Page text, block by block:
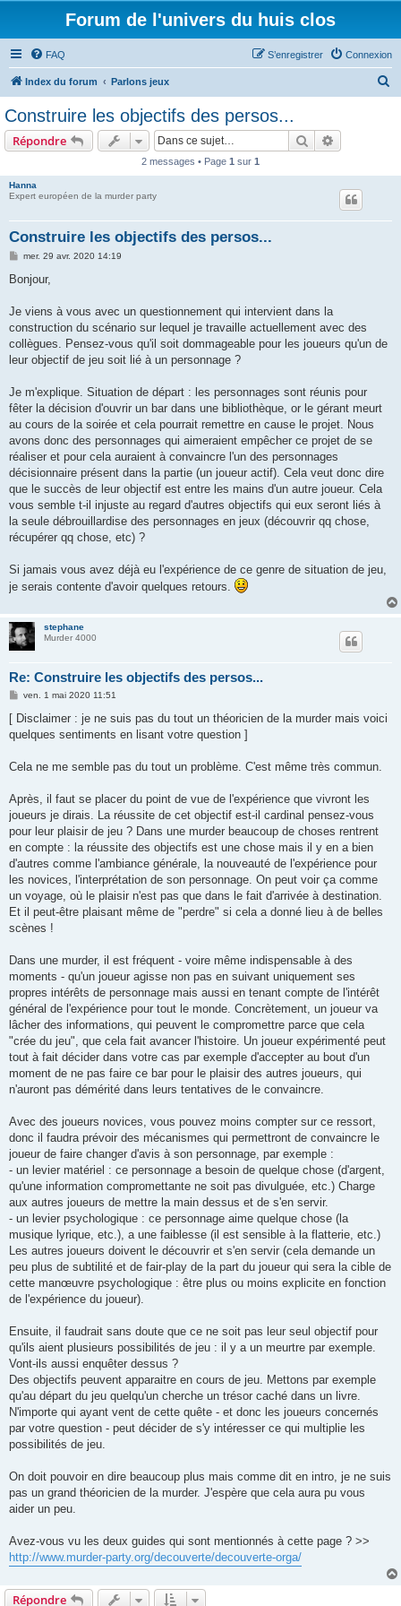
Forum de l'univers du huis clos
FAQ Connexion
S’enregistrer
Index du forum Parlons jeux
Construire les objectifs des persos...
Répondre Rechercher
2 messages • Page 1 sur 1
Hanna
Expert européen de la murder party
Construire les objectifs des persos...
M
s
g
mer. 29 avr. 2020 14:19
Bonjour,
Je viens à vous avec un questionnement qui intervient dans la
construction du scénario sur lequel je travaille actuellement avec des
collègues. Pensez-vous qu'il soit dommageable pour les joueurs qu'un de
leur objectif de jeu soit lié à un personnage ?
Je m'explique. Situation de départ : les personnages sont réunis pour
fêter la décision d'ouvrir un bar dans une bibliothèque, or le gérant meurt
au cours de la soirée et cela pourrait remettre en cause le projet. Nous
avons donc des personnages qui aimeraient empêcher ce projet de se
réaliser et pour cela auraient à convaincre l'un des personnages
décisionnaire présent dans la partie (un joueur actif). Cela veut donc dire
que le succès de leur objectif est entre les mains d'un autre joueur. Cela
vous semble t-il injuste au regard d'autres objectifs qui eux seront liés à
la seule débrouillardise des personnages en jeux (découvrir qq chose,
récupérer qq chose, etc) ?
Si jamais vous avez déjà eu l'expérience de ce genre de situation de jeu,
je serais contente d'avoir quelques retours.
stephane
Murder 4000
Re: Construire les objectifs des persos...
M
s
a
ven. 1 mai 2020 11:51
[ Disclaimer : je ne suis pas du tout un théoricien de la murder mais voici
quelques sentiments en lisant votre question ]
Cela ne me semble pas du tout un problème. C'est même très commun.
Après, il faut se placer du point de vue de l'expérience que vivront les
joueurs je dirais. La réussite de cet objectif est-il cardinal pensez-vous
pour leur plaisir de jeu ? Dans une murder beaucoup de choses rentrent
en compte : la réussite des objectifs est une chose mais il y en a bien
d'autres comme l'ambiance générale, la nouveauté de l'expérience pour
les novices, l'interprétation de son personnage. On peut voir ça comme
un voyage, où le plaisir n'est pas que dans le fait d'arrivée à destination.
Et il peut-être plaisant même de "perdre" si cela a donné lieu à de belles
scènes !
Dans une murder, il est fréquent - voire même indispensable à des
moments - qu'un joueur agisse non pas en suivant uniquement ses
propres intérêts de personnage mais aussi en tenant compte de l'intérêt
général de l'expérience pour tout le monde. Concrètement, un joueur va
lâcher des informations, qui peuvent le compromettre parce que cela
"crée du jeu", que cela fait avancer l'histoire. Un joueur expérimenté peut
tout à fait décider dans votre cas par exemple d'accepter au bout d'un
moment de ne pas faire ce bar pour le plaisir des autres joueurs, qui
n'auront pas démérité dans leurs tentatives de le convaincre.
Avec des joueurs novices, vous pouvez moins compter sur ce ressort,
donc il faudra prévoir des mécanismes qui permettront de convaincre le
joueur de faire changer d'avis à son personnage, par exemple :
- un levier matériel : ce personnage a besoin de quelque chose (d'argent,
qu'une information compromettante ne soit pas divulguée, etc.) Charge
aux autres joueurs de mettre la main dessus et de s'en servir.
- un levier psychologique : ce personnage aime quelque chose (la
musique lyrique, etc.), a une faiblesse (il est sensible à la flatterie, etc.)
Les autres joueurs doivent le découvrir et s'en servir (cela demande un
peu plus de subtilité et de fair-play de la part du joueur qui sera la cible de
cette manœuvre psychologique : être plus ou moins explicite en fonction
de l'expérience du joueur).
Ensuite, il faudrait sans doute que ce ne soit pas leur seul objectif pour
qu'ils aient plusieurs possibilités de jeu : il y a un meurtre par exemple.
Vont-ils aussi enquêter dessus ?
Des objectifs peuvent apparaitre en cours de jeu. Mettons par exemple
qu'au départ du jeu quelqu'un cherche un trésor caché dans un livre.
N'importe qui ayant vent de cette quête - et donc les joueurs concernés
par votre question - peut décider de s'y intéresser ce qui multiplie les
possibilités de jeu.
On doit pouvoir en dire beaucoup plus mais comme dit en intro, je ne suis
pas un grand théoricien de la murder. J'espère que cela aura pu vous
aider un peu.
Avez-vous vu les deux guides qui sont mentionnés à cette page ? >>
http://www.murder-party.org/decouverte/decouverte-orga/
Répondre